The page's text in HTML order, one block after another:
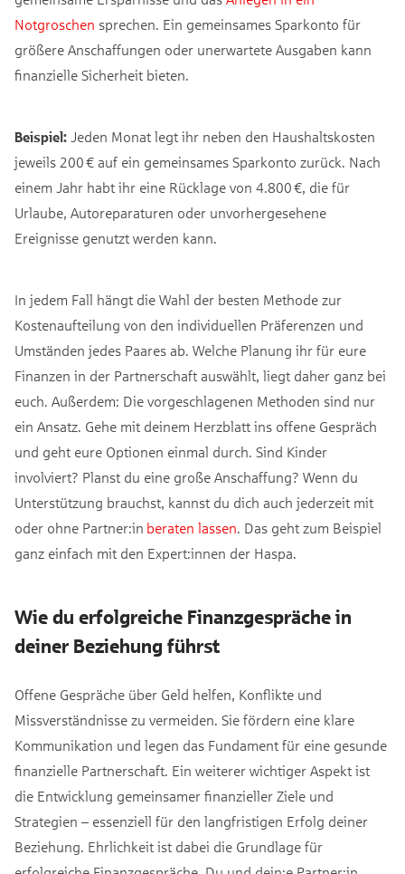
Notgroschen sprechen. Ein gemeinsames Sparkonto für
größere Anschaffungen oder unerwartete Ausgaben kann
finanzielle Sicherheit bieten.
Beispiel: Jeden Monat legt ihr neben den Haushaltskosten
jeweils 200 € auf ein gemeinsames Sparkonto zurück. Nach
einem Jahr habt ihr eine Rücklage von 4.800 €, die für
Urlaube, Autoreparaturen oder unvorhergesehene
Ereignisse genutzt werden kann.
In jedem Fall hängt die Wahl der besten Methode zur
Kostenaufteilung von den individuellen Präferenzen und
Umständen jedes Paares ab. Welche Planung ihr für eure
Finanzen in der Partnerschaft auswählt, liegt daher ganz bei
euch. Außerdem: Die vorgeschlagenen Methoden sind nur
ein Ansatz. Gehe mit deinem Herzblatt ins offene Gespräch
und geht eure Optionen einmal durch. Sind Kinder
involviert? Planst du eine große Anschaffung? Wenn du
Unterstützung brauchst, kannst du dich auch jederzeit mit
oder ohne Partner:in beraten lassen. Das geht zum Beispiel
ganz einfach mit den Expert:innen der Haspa.
Wie du erfolgreiche Finanzgespräche in
deiner Beziehung führst
Offene Gespräche über Geld helfen, Konflikte und
Missverständnisse zu vermeiden. Sie fördern eine klare
Kommunikation und legen das Fundament für eine gesunde
finanzielle Partnerschaft. Ein weiterer wichtiger Aspekt ist
die Entwicklung gemeinsamer finanzieller Ziele und
Strategien – essenziell für den langfristigen Erfolg deiner
Beziehung. Ehrlichkeit ist dabei die Grundlage für